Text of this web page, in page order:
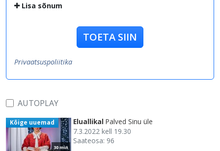
Lisa sõnum
TOETA SIIN
Privaatsuspoliitika
AUTOPLAY
30 min
Kõige uuemad Eluallikal Palved Sinu üle
7.3.2022 kell 19.30
Saateosa: 96